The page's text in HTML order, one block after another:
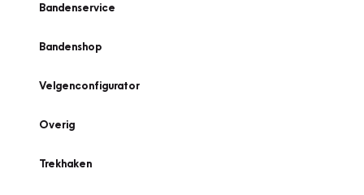
Bandenservice
Bandenshop
Velgenconfigurator
Overig
Trekhaken